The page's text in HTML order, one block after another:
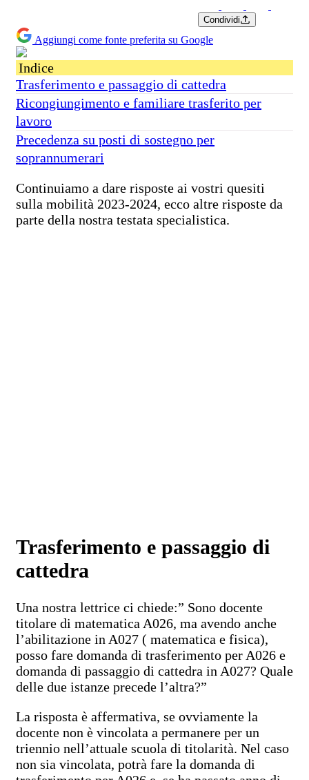
Condividi
Aggiungi come fonte preferita su Google
Indice
Trasferimento e passaggio di cattedra
Ricongiungimento e familiare trasferito per
lavoro
Precedenza su posti di sostegno per
soprannumerari
Continuiamo a dare risposte ai vostri quesiti
sulla mobilità 2023-2024, ecco altre risposte da
parte della nostra testata specialistica.
Trasferimento e passaggio di
cattedra
Una nostra lettrice ci chiede:” Sono docente
titolare di matematica A026, ma avendo anche
l’abilitazione in A027 ( matematica e fisica),
posso fare domanda di trasferimento per A026 e
domanda di passaggio di cattedra in A027? Quale
delle due istanze precede l’altra?”
La risposta è affermativa, se ovviamente la
docente non è vincolata a permanere per un
triennio nell’attuale scuola di titolarità. Nel caso
non sia vincolata, potrà fare la domanda di